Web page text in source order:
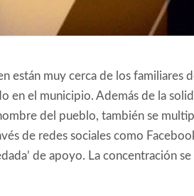
están muy cerca de los familiares
en el municipio. Además de la
del pueblo, también se
de redes sociales como
de apoyo. La concentración